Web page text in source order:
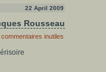
22 April 2009
Rousseau
inutiles